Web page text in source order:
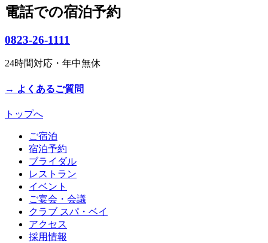
電話での宿泊予約
0823-26-1111
24時間対応・年中無休
→ よくあるご質問
トップへ
ご宿泊
宿泊予約
ブライダル
レストラン
イベント
ご宴会・会議
クラブ スパ・ベイ
アクセス
採用情報